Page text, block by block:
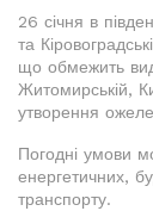
26 січня в
та
що обмежить
Житомирській,
утворення
Погодні умови
енергетичних,
транспорту.